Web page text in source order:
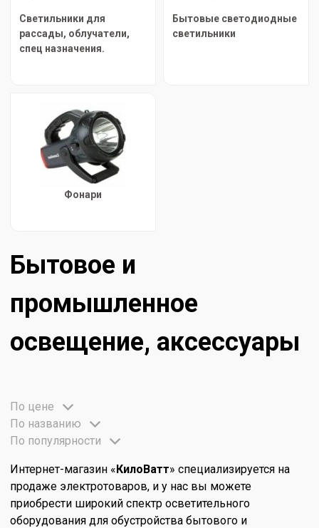
Светильники для
рассады, облучатели,
спец назначения.
Бытовые светодиодные
светильники
Фонари
Бытовое и
промышленное
освещение, аксессуары
По цене
По названию
По популярности
Интернет-магазин «КилоВатт» специализируется на
продаже электротоваров, и у нас вы можете
приобрести широкий спектр осветительного
оборудования для обустройства бытового и